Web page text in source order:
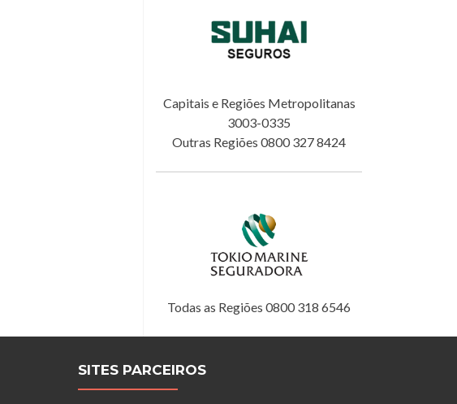
Capitais e Regiões Metropolitanas
3003-0335
Outras Regiões 0800 327 8424
Todas as Regiões 0800 318 6546
SITES PARCEIROS